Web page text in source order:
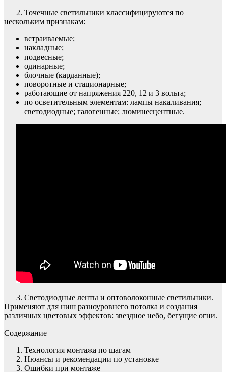
2. Точечные светильники классифицируются по
нескольким признакам:
встраиваемые;
накладные;
подвесные;
одинарные;
блочные (карданные);
поворотные и стационарные;
работающие от напряжения 220, 12 и 3 вольта;
по осветительным элементам: лампы накаливания;
светодиодные; галогенные; люминесцентные.
3. Светодиодные ленты и оптоволоконные светильники.
Применяют для ниш разноуровнего потолка и создания
различных цветовых эффектов: звездное небо, бегущие огни.
Содержание
Технология монтажа по шагам
Нюансы и рекомендации по установке
Ошибки при монтаже